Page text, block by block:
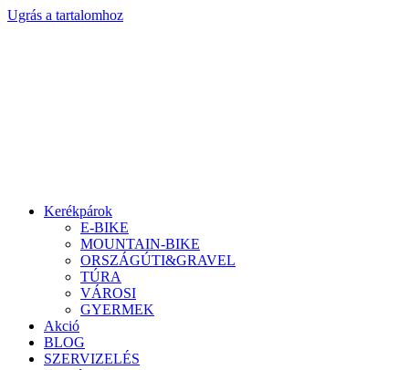
Ugrás a tartalomhoz
Kerékpárok
E-BIKE
MOUNTAIN-BIKE
ORSZÁGÚTI&GRAVEL
TÚRA
VÁROSI
GYERMEK
Akció
BLOG
SZERVIZELÉS